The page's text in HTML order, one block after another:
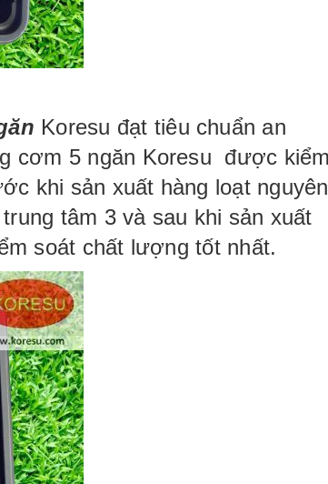
Koresu đạt tiêu chuẩn an
cơm 5 ngăn Koresu được
khi sản xuất hàng loạt nguyên
tâm 3 và sau khi sản xuất
soát chất lượng tốt nhất.